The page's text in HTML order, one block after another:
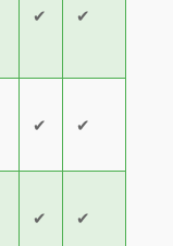
✔ ✔
✔ ✔
✔ ✔